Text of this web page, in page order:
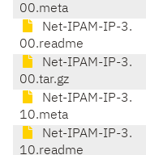
00.meta
Net-IPAM-IP-3.
00.readme
Net-IPAM-IP-3.
00.tar.gz
Net-IPAM-IP-3.
10.meta
Net-IPAM-IP-3.
10.readme